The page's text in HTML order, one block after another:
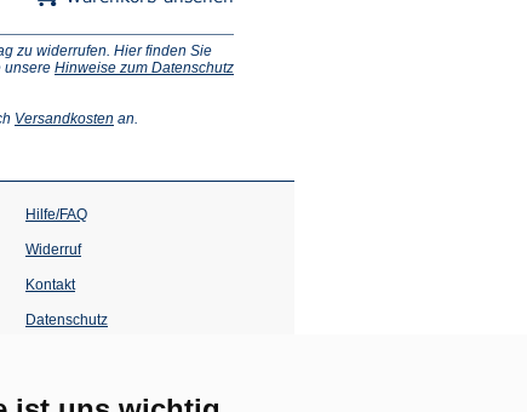
zu widerrufen. Hier finden Sie
unsere Hinweise zum Datenschutz
Versandkosten (Öffnet
Tab)
an.
Hilfe/FAQ
Widerruf
Kontakt
Datenschutz